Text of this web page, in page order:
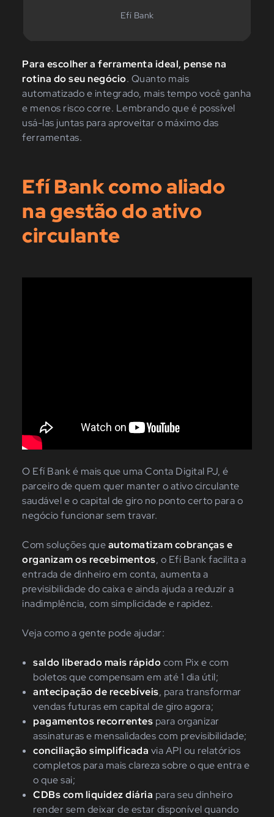
Efí Bank
Para escolher a ferramenta ideal, pense na
rotina do seu negócio. Quanto mais
automatizado e integrado, mais tempo você ganha
e menos risco corre. Lembrando que é possível
usá-las juntas para aproveitar o máximo das
ferramentas.
Efí Bank como aliado
na gestão do ativo
circulante
O Efí Bank é mais que uma Conta Digital PJ, é
parceiro de quem quer manter o ativo circulante
saudável e o capital de giro no ponto certo para o
negócio funcionar sem travar.
Com soluções queautomatizam cobranças e
organizam os recebimentos, o Efí Bank facilita a
entrada de dinheiro em conta, aumenta a
previsibilidade do caixa e ainda ajuda a reduzir a
inadimplência, com simplicidade e rapidez.
Veja como a gente pode ajudar:
saldo liberado mais rápidocom Pix e com
boletos que compensam em até 1 dia útil;
antecipação de recebíveis, para transformar
vendas futuras em capital de giro agora;
pagamentos recorrentes para organizar
assinaturas e mensalidades com previsibilidade;
conciliação simplificada via API ou relatórios
completos para mais clareza sobre o que entra e
o que sai;
CDBs com liquidez diária para seu dinheiro
render sem deixar de estar disponível quando